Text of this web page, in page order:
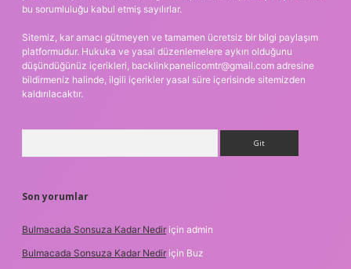
bu sorumluluğu kabul etmiş sayılırlar.
Sitemiz, kar amacı gütmeyen ve tamamen ücretsiz bir bilgi paylaşım
platformudur. Hukuka ve yasal düzenlemelere aykırı olduğunu
düşündüğünüz içerikleri, backlinkpanelicomtr@gmail.com adresine
bildirmeniz halinde, ilgili içerikler yasal süre içerisinde sitemizden
kaldırılacaktır.
Son yorumlar
Bulmacada Sonsuza Kadar Nedir için admin
Bulmacada Sonsuza Kadar Nedir için Buz